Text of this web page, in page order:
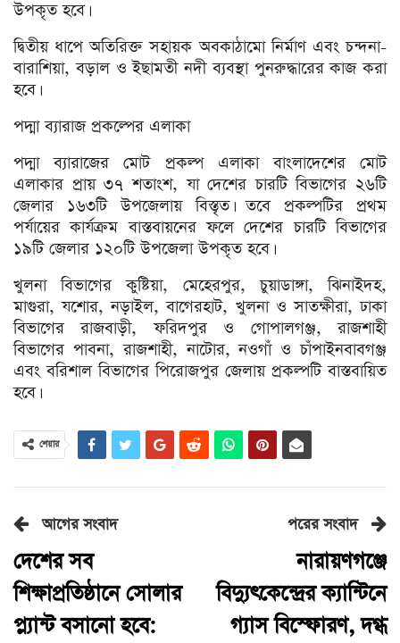
উপকৃত হবে।
দ্বিতীয় ধাপে অতিরিক্ত সহায়ক অবকাঠামো নির্মাণ এবং চন্দনা-
বারাশিয়া, বড়াল ও ইছামতী নদী ব্যবস্থা পুনরুদ্ধারের কাজ করা
হবে।
পদ্মা ব্যারাজ প্রকল্পের এলাকা
পদ্মা ব্যারাজের মোট প্রকল্প এলাকা বাংলাদেশের মোট
এলাকার প্রায় ৩৭ শতাংশ, যা দেশের চারটি বিভাগের ২৬টি
জেলার ১৬৩টি উপজেলায় বিস্তৃত। তবে প্রকল্পটির প্রথম
পর্যায়ের কার্যক্রম বাস্তবায়নের ফলে দেশের চারটি বিভাগের
১৯টি জেলার ১২০টি উপজেলা উপকৃত হবে।
খুলনা বিভাগের কুষ্টিয়া, মেহেরপুর, চুয়াডাঙ্গা, ঝিনাইদহ,
মাগুরা, যশোর, নড়াইল, বাগেরহাট, খুলনা ও সাতক্ষীরা, ঢাকা
বিভাগের রাজবাড়ী, ফরিদপুর ও গোপালগঞ্জ, রাজশাহী
বিভাগের পাবনা, রাজশাহী, নাটোর, নওগাঁ ও চাঁপাইনবাবগঞ্জ
এবং বরিশাল বিভাগের পিরোজপুর জেলায় প্রকল্পটি বাস্তবায়িত
হবে।
শেয়ার
আগের সংবাদ
দেশের সব
শিক্ষাপ্রতিষ্ঠানে সোলার
প্ল্যান্ট বসানো হবে:
পরের সংবাদ
নারায়ণগঞ্জে
বিদ্যুৎকেন্দ্রের ক্যান্টিনে
গ্যাস বিস্ফোরণ, দগ্ধ